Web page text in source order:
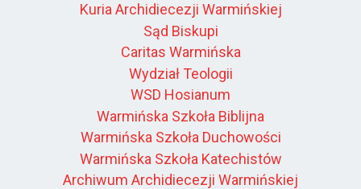
Kuria Archidiecezji Warmińskiej
Sąd Biskupi
Caritas Warmińska
Wydział Teologii
WSD Hosianum
Warmińska Szkoła Biblijna
Warmińska Szkoła Duchowości
Warmińska Szkoła Katechistów
Archiwum Archidiecezji Warmińskiej